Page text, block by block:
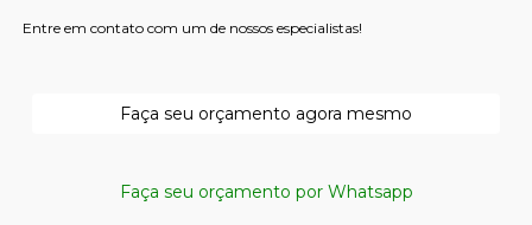
Entre em contato com um de nossos especialistas!
Faça seu orçamento agora mesmo
Faça seu orçamento por Whatsapp